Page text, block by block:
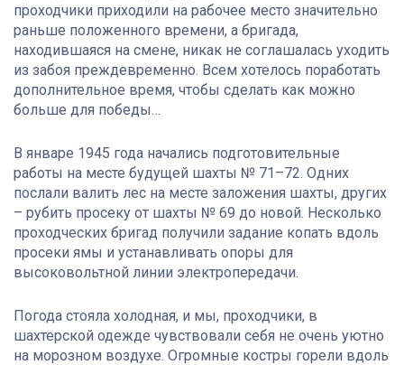
проходчики приходили на рабочее место значительно
раньше положенного времени, а бригада,
находившаяся на смене, никак не соглашалась уходить
из забоя преждевременно. Всем хотелось поработать
дополнительное время, чтобы сделать как можно
больше для победы…
В январе 1945 года начались подготовительные
работы на месте будущей шахты № 71–72. Одних
послали валить лес на месте заложения шахты, других
– рубить просеку от шахты № 69 до новой. Несколько
проходческих бригад получили задание копать вдоль
просеки ямы и устанавливать опоры для
высоковольтной линии электропередачи.
Погода стояла холодная, и мы, проходчики, в
шахтерской одежде чувствовали себя не очень уютно
на морозном воздухе. Огромные костры горели вдоль